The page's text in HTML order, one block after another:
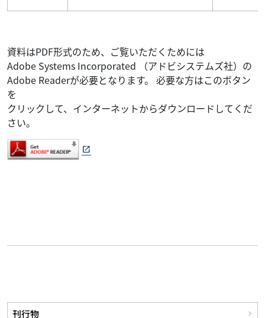
資料はPDF形式のため、ご覧いただくためには
Adobe Systems Incorporated （アドビシステムズ社）の
Adobe Readerが必要となります。 必要な方はこのボタン
を
クリックして、インターネットからダウンロードしてくだ
さい。
刊行物